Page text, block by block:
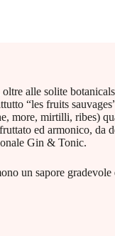
alle solite
“les fruits
more, mirtilli, ribes)
ed armonico, da
Gin & Tonic.
un sapore gradevole